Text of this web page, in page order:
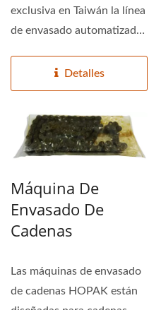
exclusiva en Taiwán la línea
de envasado automatizado
Detalles
Máquina De
Envasado De
Cadenas
Las máquinas de envasado
de cadenas HOPAK están